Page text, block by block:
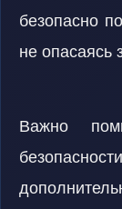
безопасно
не опасаясь
Важно